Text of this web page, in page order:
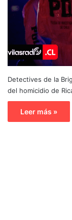
Detectives de la
del homicidio de
Leer más »